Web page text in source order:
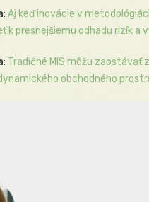
: Aj keď inovácie v
k presnejšiemu odhadu rizík a
: Tradičné MIS môžu zaostávať
obchodného